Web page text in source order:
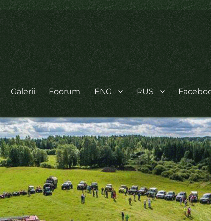
Galerii Foorum ENG RUS